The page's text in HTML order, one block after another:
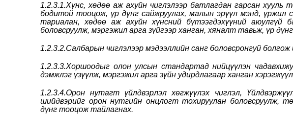
1.2.3.1.Хүнс, хөдөө аж ахуйн чиглэлээр батлагдан гарсан
бодитой тооцож, үр дүнг сайжруулах, малын эрүүл мэнд, үржил
тариалан, хөдөө аж ахуйн хүнсний бүтээгдэхүүний аюулгүй
боловсруулж, мэргэжил арга зүйгээр ханган, хяналт тавьж, үр
1.2.3.2.Салбарын чиглэлээр мэдээллийн санг боловсронгуй
1.2.3.3.Хоршоодыг олон улсын стандартад нийцүүлэн
дэмжлэг үзүүлж, мэргэжил арга зүйн удирдлагаар ханган
1.2.3.4.Орон нутагт үйлдвэрлэл хөгжүүлэх чиглэл,
шийдвэрийг орон нутгийн онцлогт тохируулан боловсруулж,
дүнг тооцож тайлагнах.